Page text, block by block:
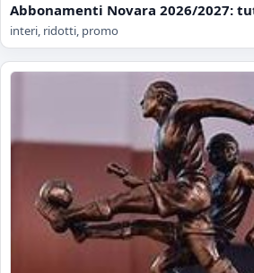
Abbonamenti Novara 2026/2027:
interi, ridotti, promo